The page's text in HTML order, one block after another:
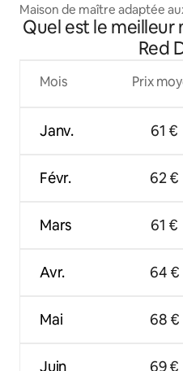
Maison de maître adaptée
compagnie
Quel est le
Red
Mois
Janv.
Févr.
Mars
Avr.
Mai
Juin
Prix
61 €
62 €
61 €
64 €
68 €
69 €